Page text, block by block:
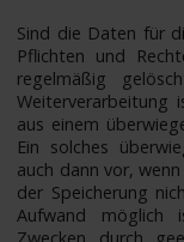
Sind die Daten für
Pflichten und
regelmäßig
Weiterverarbeitung
aus einem
Ein solches
auch dann vor,
der Speicherung
Aufwand möglich